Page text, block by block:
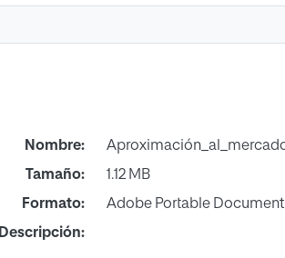
Nombre:
Tamaño:
1.12 MB
Formato:
Adobe Portable
Descripción: